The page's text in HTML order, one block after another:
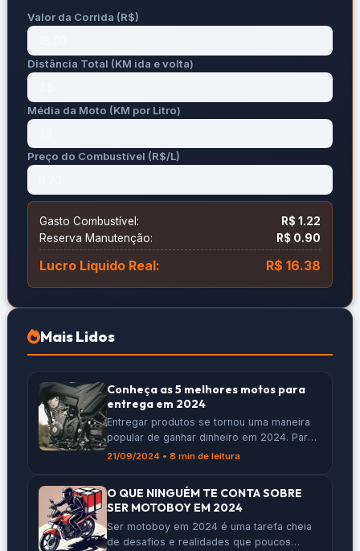
Valor da Corrida (R$)
Distância Total (KM ida e volta)
Média da Moto (KM por Litro)
Preço do Combustível (R$/L)
Gasto Combustível:
R$ 1.22
Reserva Manutenção:
R$ 0.90
Lucro Líquido Real: R$ 16.38
Mais Lidos
Conheça as 5 melhores motos para
entrega em 2024
Entregar produtos se tornou uma maneira
popular de ganhar dinheiro em 2024. Para
quem quer se destacar nesse trabalho, é
artigo, vamos apresentar as 5 melhores
motos para entrega deste ano, ajudando
você a decidir qual se encaixa melhor nas
suas necessidades e no seu bolso.
Principais Pontos A […]
21/09/2024 • 8 min de leitura
O QUE NINGUÉM TE CONTA SOBRE
SER MOTOBOY EM 2024
Ser motoboy em 2024 é uma tarefa cheia
de desafios e realidades que poucos